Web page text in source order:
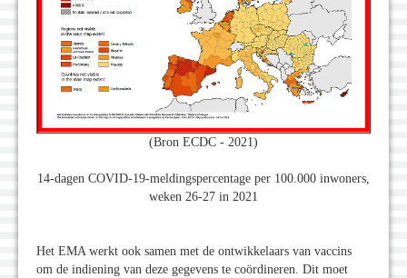
(Bron ECDC - 2021)
14-dagen COVID-19-meldingspercentage per 100.000 inwoners,
weken 26-27 in 2021
Het EMA werkt ook samen met de ontwikkelaars van vaccins
om de indiening van deze gegevens te coördineren. Dit moet